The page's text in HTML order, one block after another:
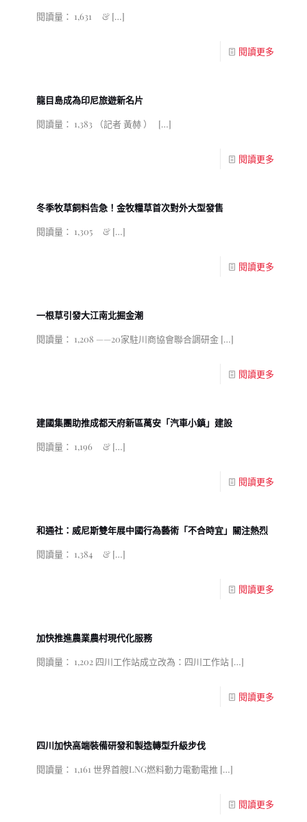
閱讀量： 1,631 & […]
閱讀更多
龍目島成為印尼旅遊新名片
閱讀量： 1,383 （記者 黃赫 ） […]
閱讀更多
冬季牧草飼料告急！金牧糧草首次對外大型發售
閱讀量： 1,305 & […]
閱讀更多
一根草引發大江南北掘金潮
閱讀量： 1,208 ——20家駐川商協會聯合調研金 […]
閱讀更多
建國集團助推成都天府新區萬安「汽車小鎮」建設
閱讀量： 1,196 & […]
閱讀更多
和通社：威尼斯雙年展中國行為藝術「不合時宜」關注熱烈
閱讀量： 1,384 & […]
閱讀更多
加快推進農業農村現代化服務
閱讀量： 1,202 四川工作站成立改為：四川工作站 […]
閱讀更多
四川加快高端裝備研發和製造轉型升級步伐
閱讀量： 1,161 世界首艘LNG燃料動力電動電推 […]
閱讀更多